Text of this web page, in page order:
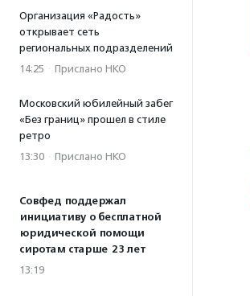
Организация «Радость»
открывает сеть
региональных подразделений
14:25 · Прислано НКО
Московский юбилейный забег
«Без границ» прошел в стиле
ретро
13:30 · Прислано НКО
Совфед поддержал
инициативу о бесплатной
юридической помощи
сиротам старше 23 лет
13:19